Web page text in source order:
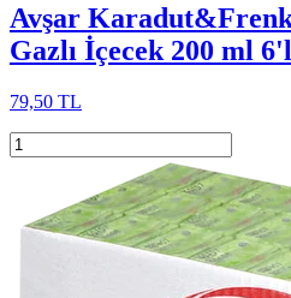
Avşar
Gazlı İçecek 200 ml
79,50 TL